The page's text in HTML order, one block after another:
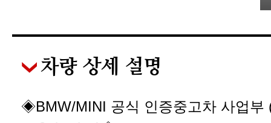
차량 상세 설명
​◈BMW/MINI 공식 인증중고차 사업부